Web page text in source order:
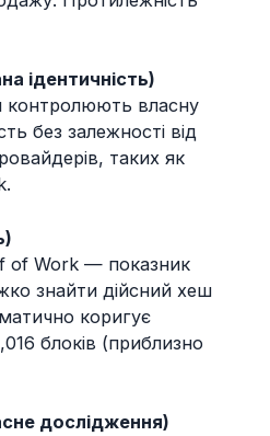
ідентичність)
контролюють власну
без залежності від
таких як
of Work — показник
знайти дійсний хеш
коригує
блоків (приблизно
дослідження)